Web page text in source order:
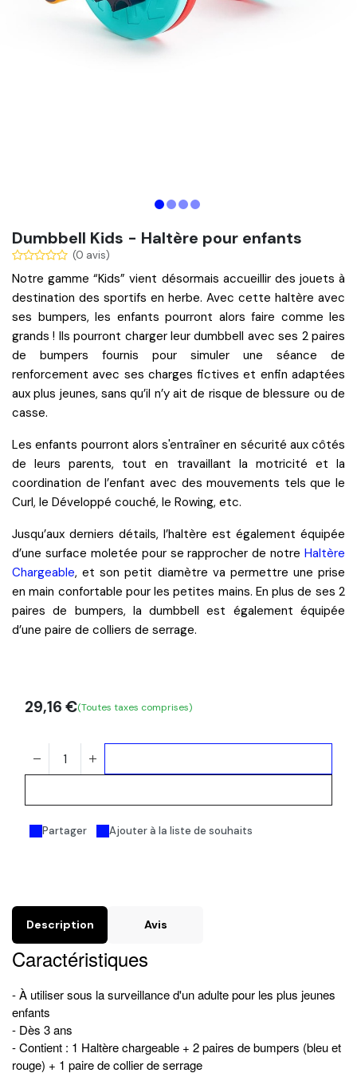
Dumbbell Kids - Haltère pour enfants
(0 avis)
Notre gamme “Kids” vient désormais accueillir des jouets à
destination des sportifs en herbe. Avec cette haltère avec
ses bumpers, les enfants pourront alors faire comme les
grands ! Ils pourront charger leur dumbbell avec ses 2 paires
de bumpers fournis pour simuler une séance de
renforcement avec ses charges fictives et enfin adaptées
aux plus jeunes, sans qu’il n’y ait de risque de blessure ou de
casse.
Les enfants pourront alors s'entraîneren sécurité aux côtés
de leurs parents, tout en travaillant la motricité et la
coordination de l’enfant avec des mouvements tels que le
Curl, le Développé couché, le Rowing, etc.
Jusqu’aux derniers détails, l’haltère est également équipée
d’une surface moletée pour se rapprocher de notre Haltère
Chargeable, et son petit diamètre va permettre une prise
en main confortable pour les petites mains. En plus de ses 2
paires de bumpers, la dumbbell est également équipée
d’une paire de colliers de serrage.
Partager Ajouter à la liste de souhaits
29,16 €(Toutes taxes comprises)
Description Avis
Caractéristiques
- À utiliser sous la surveillance d'un adulte pour les plus jeunes
enfants
- Dès 3 ans
- Contient : 1 Haltère chargeable + 2 paires de bumpers (bleu et
rouge) + 1 paire de collier de serrage